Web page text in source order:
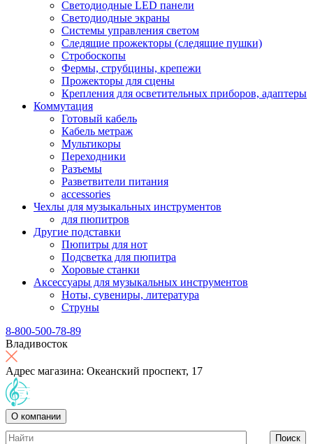
Светодиодные LED панели
Светодиодные экраны
Системы управления светом
Следящие прожекторы (следящие пушки)
Стробоскопы
Фермы, струбцины, крепежи
Прожекторы для сцены
Крепления для осветительных приборов, адаптеры
Коммутация
Готовый кабель
Кабель метраж
Мультикоры
Переходники
Разъемы
Разветвители питания
accessories
Чехлы для музыкальных инструментов
для пюпитров
Другие подставки
Пюпитры для нот
Подсветка для пюпитра
Хоровые станки
Аксессуары для музыкальных инструментов
Ноты, сувениры, литература
Струны
8-800-500-78-89
Владивосток
Адрес магазина: Океанский проспект, 17
О компании
Поиск